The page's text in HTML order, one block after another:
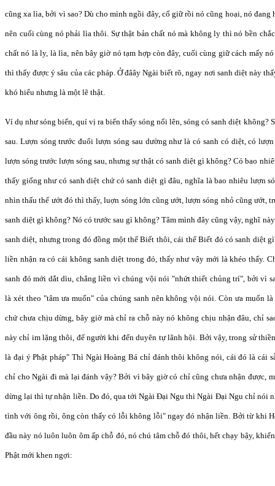
cũng xa lìa, bởi vì sao? Dù cho mình ngồi đây, cố giữ rồi nó cũng hoại, nó đang
nên cuối cùng nó phải lìa thôi. Sự thật bản chất nó mà không ly thì nó bền
chất nó là ly, là lìa, nên bây giờ nó tạm hợp còn đây, cuối cùng giữ cách mấy
thì thấy được ý sâu của các pháp. Ở đâây Ngài biết rõ, ngay nơi sanh diệt này
khó hiểu nhưng là một lẽ thật.
Ví dụ như sóng biển, quí vị ra biển thấy sóng nổi lên, sóng có sanh diệt không?
sau. Lượn sóng trước đuổi lượn sóng sau dường như là có sanh có diệt, có
lượn sóng trước lượn sóng sau, nhưng sự thật có sanh diệt gì không? Có bao
thấy giống như có sanh diệt chứ có sanh diệt gì đâu, nghĩa là bao nhiêu lượn
nhìn thấu thể ướt đó thì thấy, luợn sóng lớn cũng ướt, lượn sóng nhỏ cũng ướt,
sanh diệt gì không? Nó có trước sau gì không? Tâm mình đây cũng vậy, nghĩ
sanh diệt, nhưng trong đó đồng một thể Biết thôi, cái thể Biết đó có sanh diệt
liền nhận ra có cái không sanh diệt trong đó, thấy như vậy mới là khéo thấy.
sanh đó mới dắt dìu, chẳng liền vì chúng vội nói "nhứt thiết chủng trí", bởi vì
là xét theo "tâm ưa muốn" của chúng sanh nên không vội nói. Còn ưa muốn
chứ chưa chịu dừng, bây giờ mà chỉ ra chỗ này nó không chịu nhận đâu, chỉ
này chỉ im lặng thôi, để người khi đến duyên tự lãnh hội. Bởi vậy, trong sử
là đại ý Phật pháp" Thì Ngài Hoàng Bá chỉ đánh thôi không nói, cái đó là cái
chỉ cho Ngài đi mà lại đánh vậy? Bởi vì bây giờ có chỉ cũng chưa nhận được,
dừng lại thì tự nhận liền. Do đó, qua tới Ngài Đại Ngu thì Ngài Đại Ngu chỉ nói
tình với ông rồi, ông còn thấy có lỗi không lỗi" ngay đó nhận liền. Bởi từ khi
đầu này nó luôn luôn ôm ấp chỗ đó, nó chú tâm chỗ đó thôi, hết chạy bậy,
Phật mới khen ngợi: